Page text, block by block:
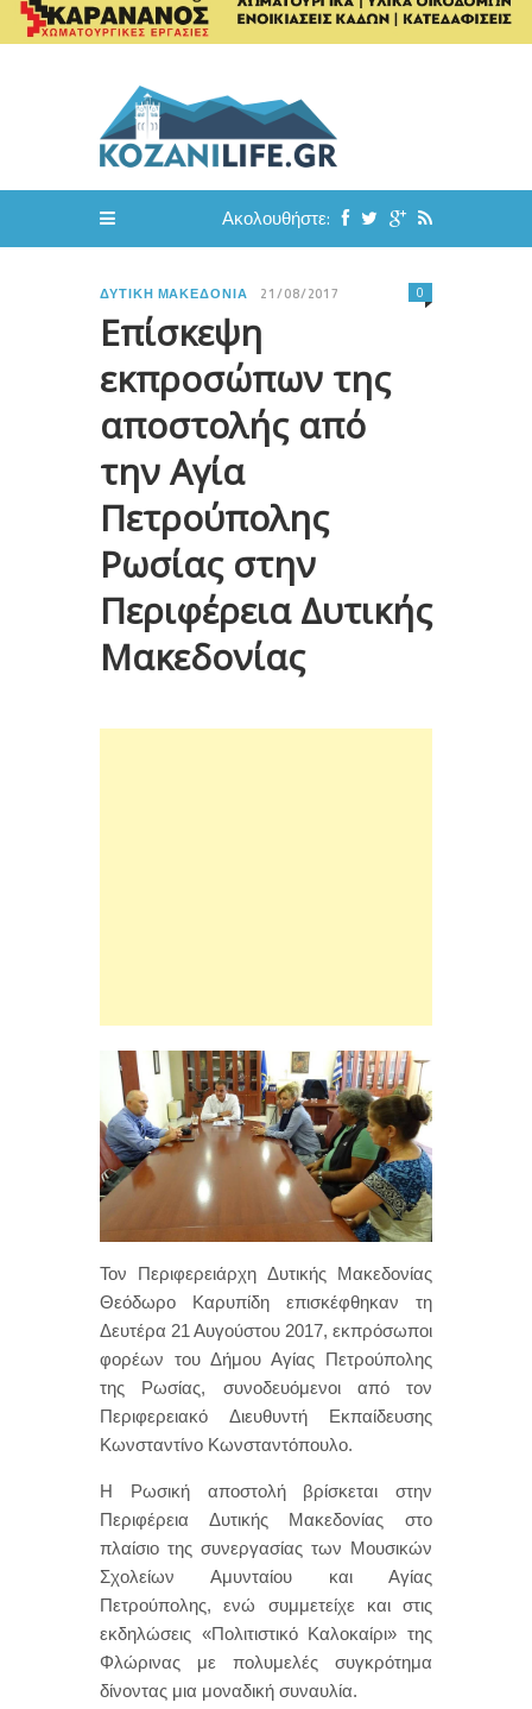
Ακολουθήστε:
ΔΥΤΙΚΉ ΜΑΚΕΔΟΝΊΑ 21/08/2017
Επίσκεψη
εκπροσώπων της
αποστολής από
την Αγία
Πετρούπολης
Ρωσίας στην
Περιφέρεια Δυτικής
Μακεδονίας
0
Τον Περιφερειάρχη Δυτικής Μακεδονίας
Θεόδωρο Καρυπίδη επισκέφθηκαν τη
Δευτέρα 21 Αυγούστου 2017, εκπρόσωποι
φορέων του Δήμου Αγίας Πετρούπολης
της Ρωσίας, συνοδευόμενοι από τον
Περιφερειακό Διευθυντή Εκπαίδευσης
Κωνσταντίνο Κωνσταντόπουλο.
Η Ρωσική αποστολή βρίσκεται στην
Περιφέρεια Δυτικής Μακεδονίας στο
πλαίσιο της συνεργασίας των Μουσικών
Σχολείων Αμυνταίου και Αγίας
Πετρούπολης, ενώ συμμετείχε και στις
εκδηλώσεις «Πολιτιστικό Καλοκαίρι» της
Φλώρινας με πολυμελές συγκρότημα
δίνοντας μια μοναδική συναυλία.